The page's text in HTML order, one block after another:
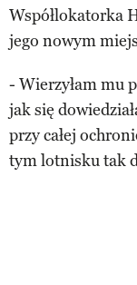
Współlokatorka
jego nowym
- Wierzyłam mu
jak się
przy całej
tym lotnisku tak